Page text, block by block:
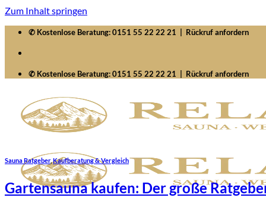
Zum Inhalt springen
✆ Kostenlose Beratung:0151 55 22 22 21 Rückruf anfordern
✆ Kostenlose Beratung:0151 55 22 22 21 Rückruf anfordern
Sauna Ratgeber,Kaufberatung & Vergleich
Gartensauna kaufen: Der große